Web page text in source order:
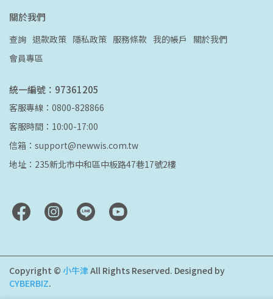
關於我們
查詢 退款政策 隱私政策 服務條款 我的帳戶
關於我們
會員專區
統一編號：97361205
客服專線：0800-828866
客服時間：10:00-17:00
信箱：support@newwis.com.tw
地址：235新北市中和區中板路47巷17號2樓
Copyright © 小牛津All Rights Reserved. Designed by
CYBERBIZ.